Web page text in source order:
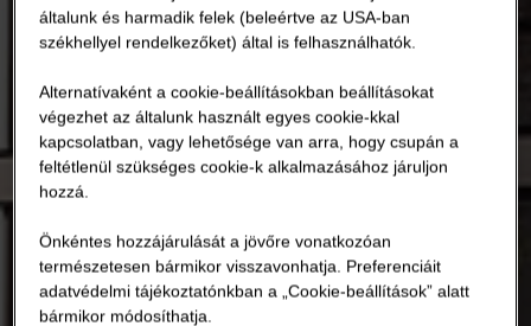
általunk és harmadik felek (beleértve az USA-ban
székhellyel rendelkezőket) által is felhasználhatók.
Alternatívaként a cookie-beállításokban beállításokat
végezhet az általunk használt egyes cookie-kkal
kapcsolatban, vagy lehetősége van arra, hogy csupán a
feltétlenül szükséges cookie-k alkalmazásához járuljon
hozzá.
Önkéntes hozzájárulását a jövőre vonatkozóan
természetesen bármikor visszavonhatja. Preferenciáit
adatvédelmi tájékoztatónkban a „Cookie-beállítások” alatt
bármikor módosíthatja.